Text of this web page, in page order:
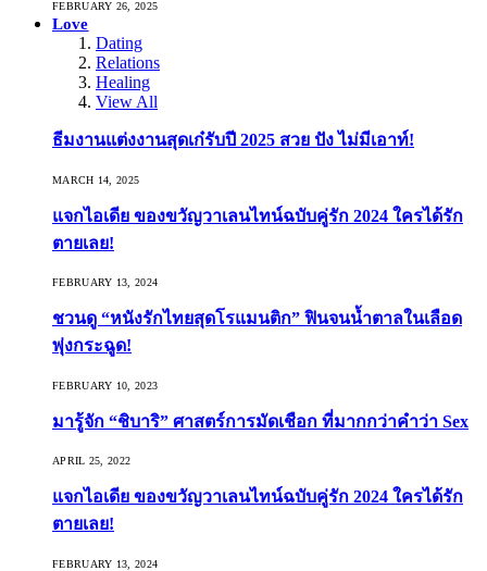
FEBRUARY 26, 2025
Love
Dating
Relations
Healing
View All
ธีมงานแต่งงานสุดเก๋รับปี 2025 สวย ปัง ไม่มีเอาท์!
MARCH 14, 2025
แจกไอเดีย ของขวัญวาเลนไทน์ฉบับคู่รัก 2024 ใครได้รัก
ตายเลย!
FEBRUARY 13, 2024
ชวนดู “หนังรักไทยสุดโรแมนติก” ฟินจนน้ำตาลในเลือด
พุ่งกระฉูด!
FEBRUARY 10, 2023
มารู้จัก “ชิบาริ” ศาสตร์การมัดเชือก ที่มากกว่าคำว่า Sex
APRIL 25, 2022
แจกไอเดีย ของขวัญวาเลนไทน์ฉบับคู่รัก 2024 ใครได้รัก
ตายเลย!
FEBRUARY 13, 2024